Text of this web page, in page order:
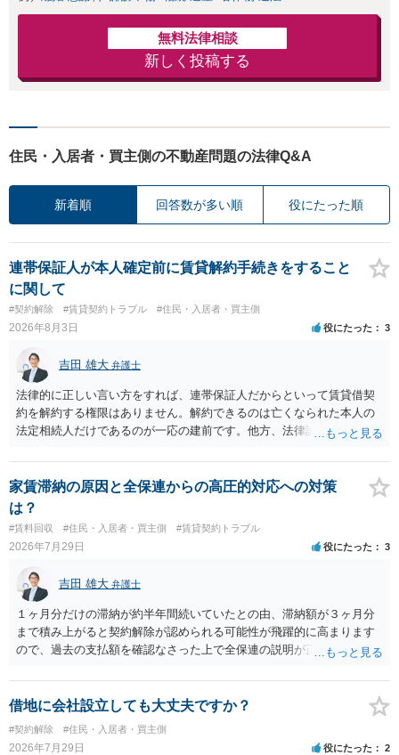
無料法律相談
新しく投稿する
住民・入居者・買主側の不動産問題の法律Q&A
新着順 回答数が多い順 役にたった順
連帯保証人が本人確定前に賃貸解約手続きをすること
に関して
#契約解除 #賃貸契約トラブル #住民・入居者・買主側
2026年8月3日 役にたった 3
吉田 雄大 弁護士
法律的に正しい言い方をすれば、連帯保証人だからといって賃貸借契
約を解約する権限はありません。解約できるのは亡くなられた本人の
法定相続人だけであるのが一応の建前です。他方、法律論はさてお
する動機づけがなくなります。 今回進められつつある手続はあくまで
も、建物を賃貸人に一日も早く明け渡すための便宜的方法として理解
するのが良いと思います。またその方法で進めた方が、連帯保証人で
あるお知り合いさんにとっても、自身の経済的負担を最小限に食い止
められるため望ましいやり方だといえます。
家賃滞納の原因と全保連からの高圧的対応への対策
は？
#賃料回収 #住民・入居者・買主側 #賃貸契約トラブル
2026年7月29日 役にたった 3
吉田 雄大 弁護士
１ヶ月分だけの滞納が約半年間続いていたとの由、滞納額が３ヶ月分
まで積み上がると契約解除が認められる可能性が飛躍的に高まります
ので、過去の支払額を確認なさった上で全保連の説明が正しければ、
た理由は気になるところですが、中身のある返答は期待できないと思
います。
借地に会社設立しても大丈夫ですか？
#契約解除 #住民・入居者・買主側
2026年7月29日 役にたった 2